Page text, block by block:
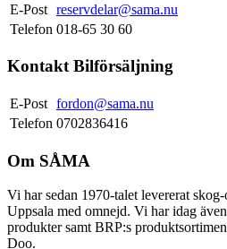
E-Post reservdelar@sama.nu
Telefon 018-65 30 60
Kontakt Bilförsäljning
E-Post fordon@sama.nu
Telefon 0702836416
Om SÅMA
Vi har sedan 1970-talet levererat
Uppsala med omnejd. Vi har idag
produkter samt BRP:s
Doo.